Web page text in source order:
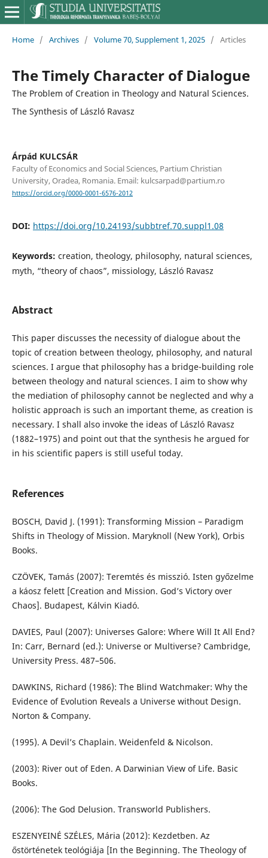
Home / Archives / Volume 70, Supplement 1, 2025 / Articles
The Timely Character of Dialogue
The Problem of Creation in Theology and Natural Sciences.
The Synthesis of László Ravasz
Árpád KULCSÁR
Faculty of Economics and Social Sciences, Partium Christian
University, Oradea, Romania. Email: kulcsarpad@partium.ro
https://orcid.org/0000-0001-6576-2012
DOI: https://doi.org/10.24193/subbtref.70.suppl1.08
Keywords: creation, theology, philosophy, natural sciences,
myth, “theory of chaos”, missiology, László Ravasz
Abstract
This paper discusses the necessity of dialogue about the
topic of creation between theology, philosophy, and natural
sciences. I argue that philosophy has a bridge-building role
between theology and natural sciences. I aim to show why
the mediation of philosophy cannot be neglected and why a
holistic approach is such an important theme, as creation is
necessary. I shall also invoke the ideas of László Ravasz
(1882–1975) and point out that the synthesis he argued for
in his scientific papers is still useful today.
References
BOSCH, David J. (1991): Transforming Mission – Paradigm
Shifts in Theology of Mission. Maryknoll (New York), Orbis
Books.
CZÖVEK, Tamás (2007): Teremtés és misszió. Isten győzelme
a káosz felett [Creation and Mission. God’s Victory over
Chaos]. Budapest, Kálvin Kiadó.
DAVIES, Paul (2007): Universes Galore: Where Will It All End?
In: Carr, Bernard (ed.): Universe or Multiverse? Cambridge,
University Press. 487–506.
DAWKINS, Richard (1986): The Blind Watchmaker: Why the
Evidence of Evolution Reveals a Universe without Design.
Norton & Company.
(1995). A Devil’s Chaplain. Weidenfeld & Nicolson.
(2003): River out of Eden. A Darwinian View of Life. Basic
Books.
(2006): The God Delusion. Transworld Publishers.
ESZENYEINÉ SZÉLES, Mária (2012): Kezdetben. Az
őstörténetek teológiája [In the Beginning. The Theology of